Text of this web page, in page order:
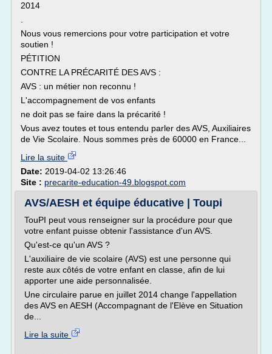
2014
Nous vous remercions pour votre participation et votre
soutien !
PÉTITION
CONTRE LA PRÉCARITÉ DES AVS :
AVS : un métier non reconnu !
L'accompagnement de vos enfants
ne doit pas se faire dans la précarité !
Vous avez toutes et tous entendu parler des AVS, Auxiliaires
de Vie Scolaire. Nous sommes près de 60000 en France...
Lire la suite
Date: 2019-04-02 13:26:46
Site : precarite-education-49.blogspot.com
AVS/AESH et équipe éducative | Toupi
TouPI peut vous renseigner sur la procédure pour que
votre enfant puisse obtenir l'assistance d'un AVS.
Qu'est-ce qu'un AVS ?
L'auxiliaire de vie scolaire (AVS) est une personne qui
reste aux côtés de votre enfant en classe, afin de lui
apporter une aide personnalisée.
Une circulaire parue en juillet 2014 change l'appellation
des AVS en AESH (Accompagnant de l'Elève en Situation
de...
Lire la suite